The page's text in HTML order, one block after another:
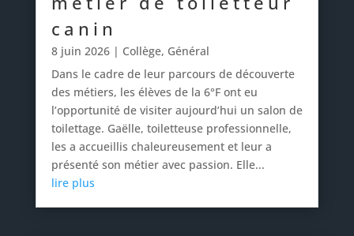
canin
8 juin 2026| Collège, Général
Dans le cadre de leur parcours de découverte
des métiers, les élèves de la 6°F ont eu
l’opportunité de visiter aujourd’hui un salon de
toilettage. Gaëlle, toiletteuse professionnelle,
les a accueillis chaleureusement et leur a
présenté son métier avec passion. Elle...
lire plus